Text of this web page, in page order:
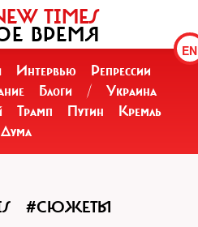
EN
TIMES
ВРЕМЯ
Интервью
Репрессии
Блоги /
Украина
Трамп Путин
Кремль
Дума
#СЮЖЕТЫ